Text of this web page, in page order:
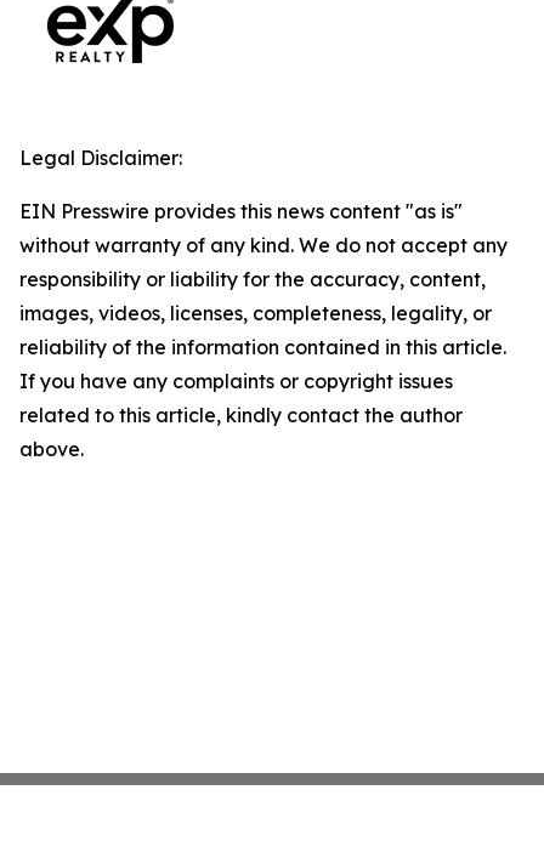
Legal Disclaimer:
EIN Presswire provides this news content "as is"
without warranty of any kind. We do not accept any
responsibility or liability for the accuracy, content,
images, videos, licenses, completeness, legality, or
reliability of the information contained in this article.
If you have any complaints or copyright issues
related to this article, kindly contact the author
above.